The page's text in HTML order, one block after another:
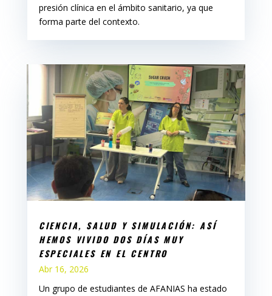
presión clínica en el ámbito sanitario, ya que
forma parte del contexto.
CIENCIA, SALUD Y SIMULACIÓN: ASÍ
HEMOS VIVIDO DOS DÍAS MUY
ESPECIALES EN EL CENTRO
Abr 16, 2026
Un grupo de estudiantes de AFANIAS ha estado